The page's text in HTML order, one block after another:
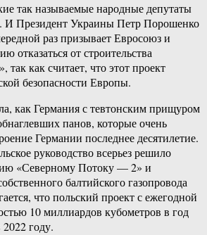
так называемые народные депутаты
И Президент Украины Петр Порошенко
раз призывает Евросоюз и
отказаться от строительства
так как считает, что этот проект
безопасности Европы.
как Германия с тевтонским прищуром
панов, которые очень
Германии последнее десятилетие.
руководство всерьез решило
«Северному Потоку — 2» и
балтийского газопровода
что польский проект с ежегодной
10 миллиардов кубометров в год
году.